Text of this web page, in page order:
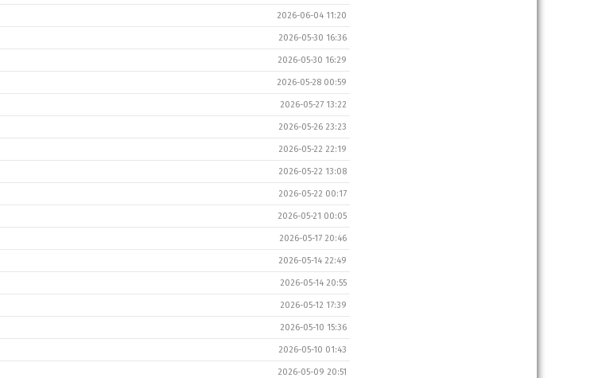
2026-06-04 11:20
2026-05-30 16:36
2026-05-30 16:29
2026-05-28 00:59
2026-05-27 13:22
2026-05-26 23:23
2026-05-22 22:19
2026-05-22 13:08
2026-05-22 00:17
2026-05-21 00:05
2026-05-17 20:46
2026-05-14 22:49
2026-05-14 20:55
2026-05-12 17:39
2026-05-10 15:36
2026-05-10 01:43
2026-05-09 20:51